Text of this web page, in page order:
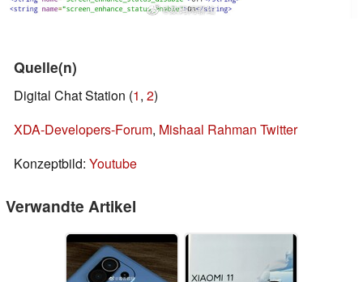
Quelle(n)
Digital Chat Station (1, 2)
XDA-Developers-Forum, Mishaal Rahman Twitter
Konzeptbild: Youtube
Verwandte Artikel